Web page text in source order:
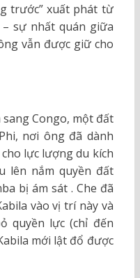
trước” xuất phát từ
– sự nhất quán giữa
vẫn được giữ cho
sang Congo, một đất
nơi ông đã dành
lực lượng du kích
lên nắm quyền đất
bị ám sát . Che đã
vào vị trí này và
quyền lực (chỉ đến
mới lật đổ được